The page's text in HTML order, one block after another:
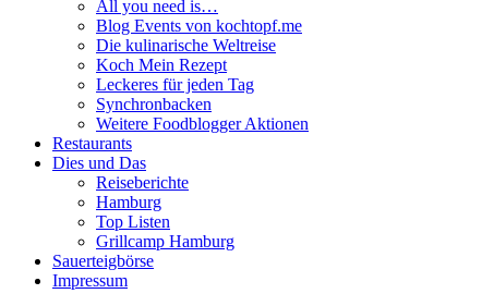
All you need is…
Blog Events von kochtopf.me
Die kulinarische Weltreise
Koch Mein Rezept
Leckeres für jeden Tag
Synchronbacken
Weitere Foodblogger Aktionen
Restaurants
Dies und Das
Reiseberichte
Hamburg
Top Listen
Grillcamp Hamburg
Sauerteigbörse
Impressum